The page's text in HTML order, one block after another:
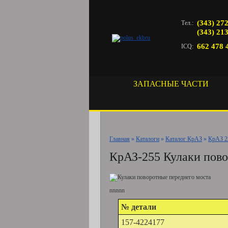
Тел.: (343)
(343)
ICQ: 662 478
ЗАПАСНЫЕ ЧАСТИ
Главная » Каталоги » Каталог КрАЗ » КрАЗ
КрАЗ-255 Кулаки
nnnnn
№ детали
157-4224177